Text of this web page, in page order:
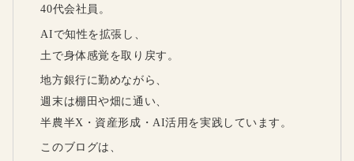
40代会社員。
AIで知性を拡張し、
土で身体感覚を取り戻す。
地方銀行に勤めながら、
週末は棚田や畑に通い、
半農半X・資産形成・AI活用を実践しています。
このブログは、